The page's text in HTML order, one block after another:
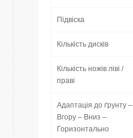
Підвіска
Кількість дисків
Кількість ножів ліві /
праві
Адаптація до ґрунту –
Вгору – Вниз –
Горизонтально